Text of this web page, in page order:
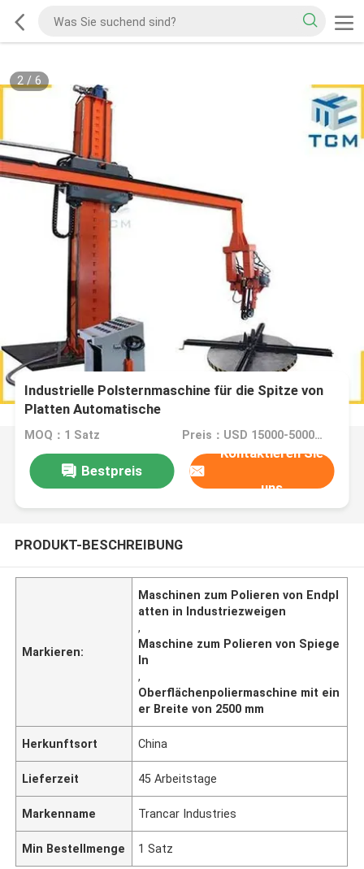
2/ 6
Industrielle Polsternmaschine für die Spitze von
Platten Automatische
Oberflächenpolsternmaschine für 2500 mm
MOQ：1 Satz Preis：USD 15000-50000 Dollar per set
Bestpreis
Kontaktieren Sie
uns
PRODUKT-BESCHREIBUNG
Markieren:
Maschinen zum Polieren von Endpl
atten in Industriezweigen
,
Maschine zum Polieren von Spiege
ln
,
Oberflächenpoliermaschine mit ein
er Breite von 2500 mm
Herkunftsort China
Lieferzeit 45 Arbeitstage
Markenname Trancar Industries
Min Bestellmenge 1 Satz